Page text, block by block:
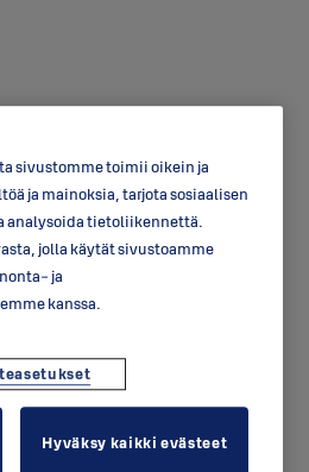
HL974
sivustomme toimii oikein ja
ja mainoksia, tarjota sosiaalisen
analysoida tietoliikennettä.
jolla käytät sivustoamme
ja
kanssa.
Hyväksy kaikki evästeet